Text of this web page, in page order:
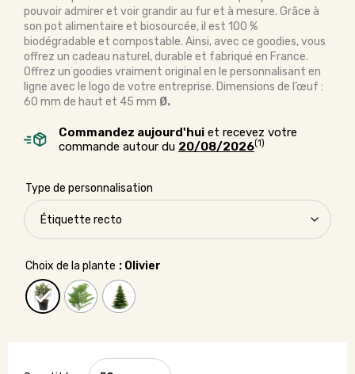
pouvoir admirer et voir grandir au fur et à mesure. Grâce à
son pot alimentaire et biosourcée, il est 100 %
biodégradable et compostable. Ainsi, avec ce goodies, vous
offrez un cadeau naturel, durable et fabriqué en France.
Offrez un goodies vraiment original en le personnalisant en
ligne avec le logo de votre entreprise. Dimensions de l’œuf :
60 mm de haut et 45 mm Ø.
Commandez aujourd'hui et recevez votre
commande autour du 20/08/2026(1)
Type de personnalisation
Choix de la plante : Olivier
quantité